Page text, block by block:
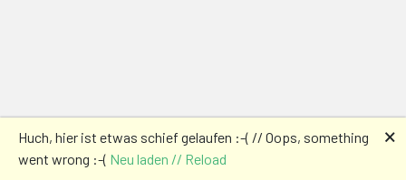
Huch, hier ist etwas schief gelaufen :-( // Oops, something
went wrong :-( Neu laden // Reload
🗙